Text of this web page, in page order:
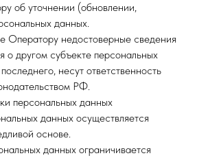
об уточнении (обновлении,
данных.
Оператору недостоверные сведения
о другом субъекте персональных
несут ответственность
РФ.
персональных данных
данных осуществляется
основе.
данных ограничивается